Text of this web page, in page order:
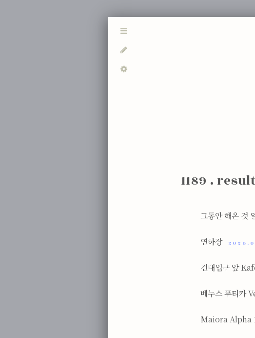
1189 .
그동안 해온 것
연하장
건대입구 앞
베누스 푸티카
Maiora Alpha